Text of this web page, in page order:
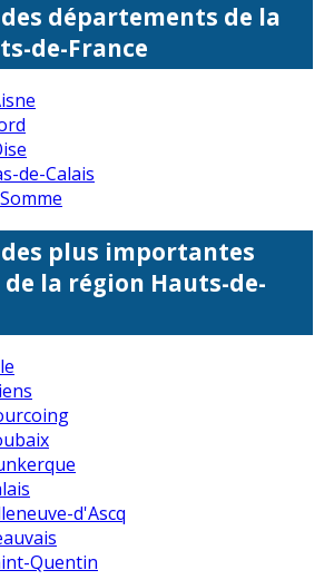
départements de la
de-France
de-Calais
des plus importantes
la région Hauts-de-
d'Ascq
Quentin